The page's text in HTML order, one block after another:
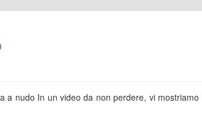
a nudo In un video da non perdere, vi